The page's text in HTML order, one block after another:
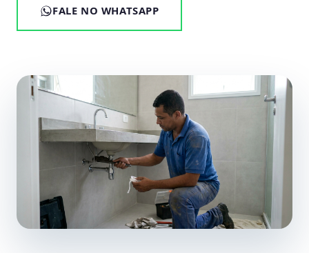
FALE NO WHATSAPP